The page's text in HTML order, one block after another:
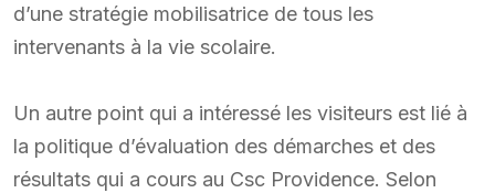
d’une stratégie mobilisatrice de tous les
intervenants à la vie scolaire.
Un autre point qui a intéressé les visiteurs est lié à
la politique d’évaluation des démarches et des
résultats qui a cours au Csc Providence. Selon